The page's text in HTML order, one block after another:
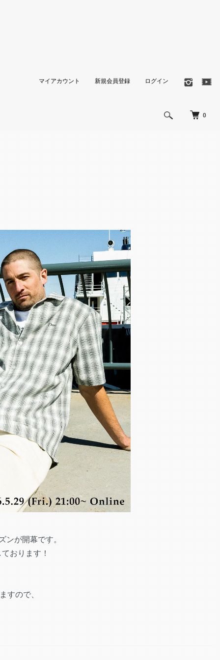
0
マイアカウント 新規会員登録 ログイン
ンが開幕です。
おります！
すので、